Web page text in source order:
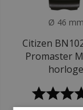
Ø 46 mm
Citizen
Promaster
horloge